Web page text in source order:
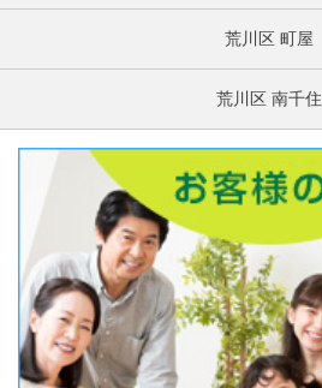
荒川区 町屋
荒川区 南千住